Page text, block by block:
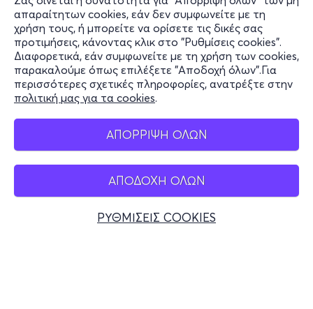
απαραίτητων cookies, εάν δεν συμφωνείτε με τη
χρήση τους, ή μπορείτε να ορίσετε τις δικές σας
προτιμήσεις, κάνοντας κλικ στο "Ρυθμίσεις cookies".
Διαφορετικά, εάν συμφωνείτε με τη χρήση των cookies,
παρακαλούμε όπως επιλέξετε "Αποδοχή όλων".Για
περισσότερες σχετικές πληροφορίες, ανατρέξτε στην
πολιτική μας για τα cookies.
ΑΠΟΡΡΙΨΗ ΟΛΩΝ
ΑΠΟΔΟΧΗ ΟΛΩΝ
ΡΥΘΜΙΣΕΙΣ COOKIES
Πληροφορίες
Υποστήριξη
Stay Connected
Mobile app